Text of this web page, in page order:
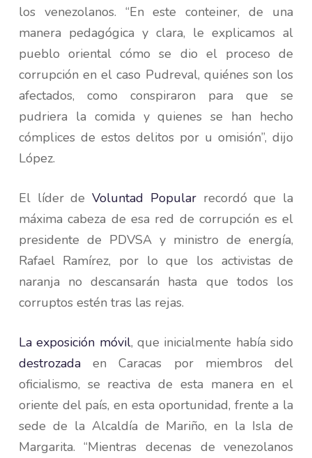
los venezolanos. “En este conteiner, de una
manera pedagógica y clara, le explicamos al
pueblo oriental cómo se dio el proceso de
corrupción en el caso Pudreval, quiénes son los
afectados, como conspiraron para que se
pudriera la comida y quienes se han hecho
cómplices de estos delitos por u omisión”, dijo
López.
El líder deVoluntad Popularrecordó que la
máxima cabeza de esa red de corrupción es el
presidente de PDVSA y ministro de energía,
Rafael Ramírez, por lo que los activistas de
naranja no descansarán hasta que todos los
corruptos estén tras las rejas.
La exposición móvil, que inicialmente había sido
destrozadaen Caracas por miembros del
oficialismo, se reactiva de esta manera en el
oriente del país, en esta oportunidad, frente a la
sede de la Alcaldía de Mariño, en la Isla de
Margarita. “Mientras decenas de venezolanos